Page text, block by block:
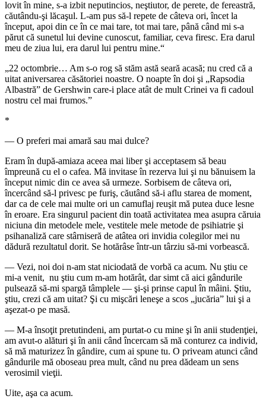
lovit în mine, s-a izbit neputincios, neştiutor, de perete, de fereastră,
căutându-şi lăcaşul. L-am pus să-l repete de câteva ori, încet la
început, apoi din ce în ce mai tare, tot mai tare, până când mi s-a
părut că sunetul lui devine cunoscut, familiar, ceva firesc. Era darul
meu de ziua lui, era darul lui pentru mine.“
„22 octombrie… Am s-o rog să stăm astă seară acasă; nu cred că a
uitat aniversarea căsătoriei noastre. O noapte în doi şi „Rapsodia
Albastră” de Gershwin care-i place atât de mult Crinei va fi cadoul
nostru cel mai frumos.”
*
― O preferi mai amară sau mai dulce?
Eram în după-amiaza aceea mai liber şi acceptasem să beau
împreună cu el o cafea. Mă invitase în rezerva lui şi nu bănuisem la
început nimic din ce avea să urmeze. Sorbisem de câteva ori,
încercând să-l privesc pe furiş, căutând să-i aflu starea de moment,
dar ca de cele mai multe ori un camuflaj reuşit mă putea duce lesne
în eroare. Era singurul pacient din toată activitatea mea asupra căruia
niciuna din metodele mele, vestitele mele metode de psihiatrie şi
psihanaliză care stârniseră de atâtea ori invidia colegilor mei nu
dădură rezultatul dorit. Se hotărâse într-un târziu să-mi vorbească.
― Vezi, noi doi n-am stat niciodată de vorbă ca acum. Nu ştiu ce
mi-a venit, nu ştiu cum m-am hotărât, dar simt că aici gândurile
pulsează să-mi spargă tâmplele ― şi-şi prinse capul în mâini. Ştiu,
ştiu, crezi că am uitat? Şi cu mişcări leneşe a scos „jucăria” lui şi a
aşezat-o pe masă.
― M-a însoţit pretutindeni, am purtat-o cu mine şi în anii studenţiei,
am avut-o alături şi în anii când încercam să mă conturez ca individ,
să mă maturizez în gândire, cum ai spune tu. O priveam atunci când
gândurile mă oboseau prea mult, când nu prea dădeam un sens
verosimil vieţii.
Uite, aşa ca acum.